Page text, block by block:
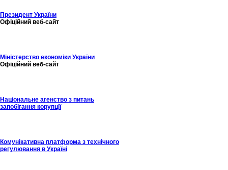
Президент України
Офіційний веб-сайт
Міністерство економіки України
Офіційний веб-сайт
Національне агенство з питань
запобігання корупції
Комунікативна платформа з технічного
регулювання в Україні